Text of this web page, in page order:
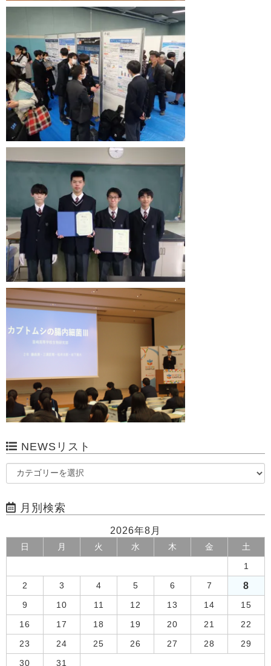
NEWSリスト
月別検索
2026年8月
日 月 火 水 木 金 土
1
2 3 4 5 6 7 8
9 10 11 12 13 14 15
16 17 18 19 20 21 22
23 24 25 26 27 28 29
30 31